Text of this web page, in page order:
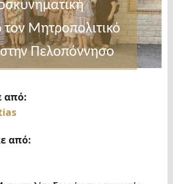
Μητροπολιτικό
Πελοπόννησο
από:
από: